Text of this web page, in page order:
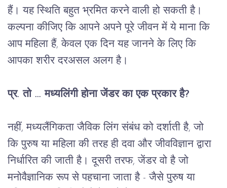
हैं। यह स्थिति बहुत भ्रमित करने वाली हो सकती है।
कल्पना कीजिए कि आपने अपने पूरे जीवन में ये माना कि
आप महिला हैं, केवल एक दिन यह जानने के लिए कि
आपका शरीर दरअसल अलग है।
प्र. तो ... मध्यलिंगी होना जेंडर का एक प्रकार है?
नहीं, मध्यलैंगिकता जैविक लिंग संबंध को दर्शाती है, जो
कि पुरुष या महिला की तरह ही दवा और जीवविज्ञान द्वारा
निर्धारित की जाती है। दूसरी तरफ, जेंडर वो है जो
मनोवैज्ञानिक रूप से पहचाना जाता है - जैसे पुरुष या